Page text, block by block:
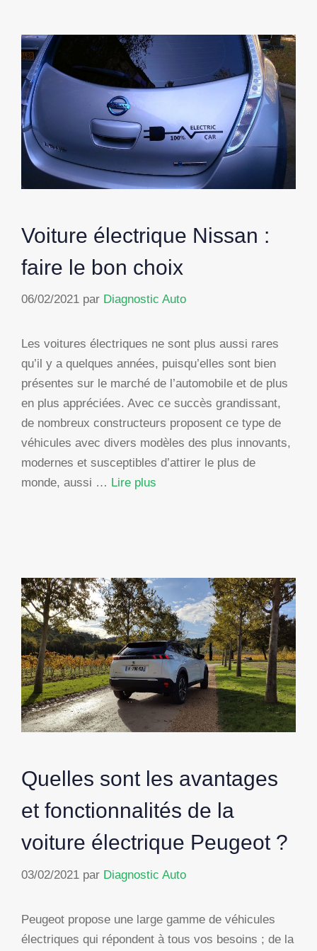
Voiture électrique Nissan :
faire le bon choix
06/02/2021 par Diagnostic Auto
Les voitures électriques ne sont plus aussi rares
qu’il y a quelques années, puisqu’elles sont bien
présentes sur le marché de l’automobile et de plus
en plus appréciées. Avec ce succès grandissant,
de nombreux constructeurs proposent ce type de
véhicules avec divers modèles des plus innovants,
modernes et susceptibles d’attirer le plus de
monde, aussi … Lire plus
Quelles sont les avantages
et fonctionnalités de la
voiture électrique Peugeot ?
03/02/2021 par Diagnostic Auto
Peugeot propose une large gamme de véhicules
électriques qui répondent à tous vos besoins ; de la